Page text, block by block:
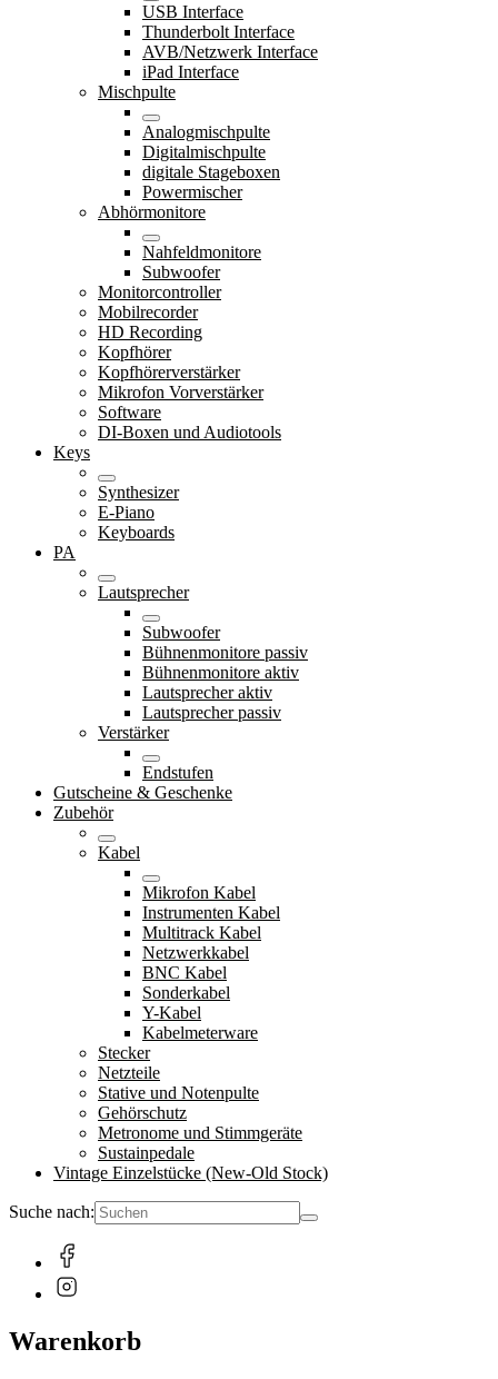
USB Interface
Thunderbolt Interface
AVB/Netzwerk Interface
iPad Interface
Mischpulte
Analogmischpulte
Digitalmischpulte
digitale Stageboxen
Powermischer
Abhörmonitore
Nahfeldmonitore
Subwoofer
Monitorcontroller
Mobilrecorder
HD Recording
Kopfhörer
Kopfhörerverstärker
Mikrofon Vorverstärker
Software
DI-Boxen und Audiotools
Keys
Synthesizer
E-Piano
Keyboards
PA
Lautsprecher
Subwoofer
Bühnenmonitore passiv
Bühnenmonitore aktiv
Lautsprecher aktiv
Lautsprecher passiv
Verstärker
Endstufen
Gutscheine & Geschenke
Zubehör
Kabel
Mikrofon Kabel
Instrumenten Kabel
Multitrack Kabel
Netzwerkkabel
BNC Kabel
Sonderkabel
Y-Kabel
Kabelmeterware
Stecker
Netzteile
Stative und Notenpulte
Gehörschutz
Metronome und Stimmgeräte
Sustainpedale
Vintage Einzelstücke (New-Old Stock)
Suche nach:
Warenkorb